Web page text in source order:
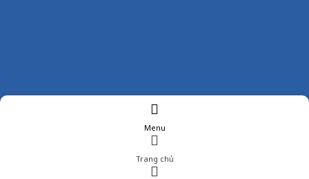
Menu
Trang chủ